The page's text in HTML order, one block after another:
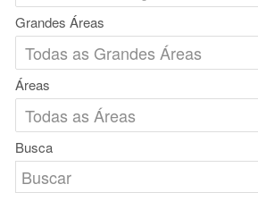
Grandes Áreas
Áreas
Busca